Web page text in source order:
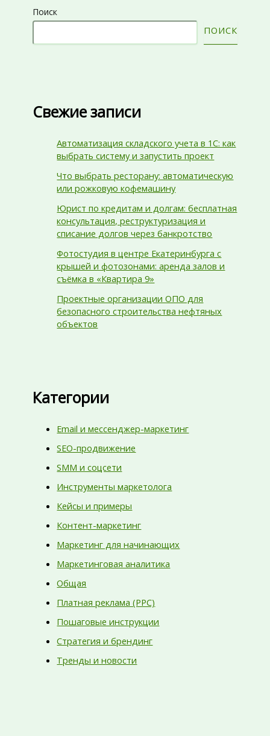
Поиск
ПОИСК
Свежие записи
Автоматизация складского учета в 1С: как
выбрать систему и запустить проект
Что выбрать ресторану: автоматическую
или рожковую кофемашину
Юрист по кредитам и долгам: бесплатная
консультация, реструктуризация и
списание долгов через банкротство
Фотостудия в центре Екатеринбурга с
крышей и фотозонами: аренда залов и
съёмка в «Квартира 9»
Проектные организации ОПО для
безопасного строительства нефтяных
объектов
Категории
Email и мессенджер-маркетинг
SEO-продвижение
SMM и соцсети
Инструменты маркетолога
Кейсы и примеры
Контент-маркетинг
Маркетинг для начинающих
Маркетинговая аналитика
Общая
Платная реклама (PPC)
Пошаговые инструкции
Стратегия и брендинг
Тренды и новости